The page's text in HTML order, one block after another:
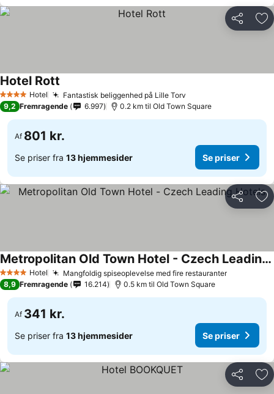
Del
4 StjernerHotel Fantastisk beliggenhed på Lille Torv
Hotel Rott
9,2 Fremragende 6.997 0.2 km til Old Town Square
Af 801 kr.
Se priser fra 13 hjemmesider Se priser
Del
4 StjernerHotel Mangfoldig spiseoplevelse med fire restauranterSe priser
Metropolitan Old Town Hotel - Czech Leading Hotels
Se priser
8,9 Fremragende 16.214 0.5 km til Old Town Square
Af 341 kr.
Se priser fra 13 hjemmesider Se priser
Del